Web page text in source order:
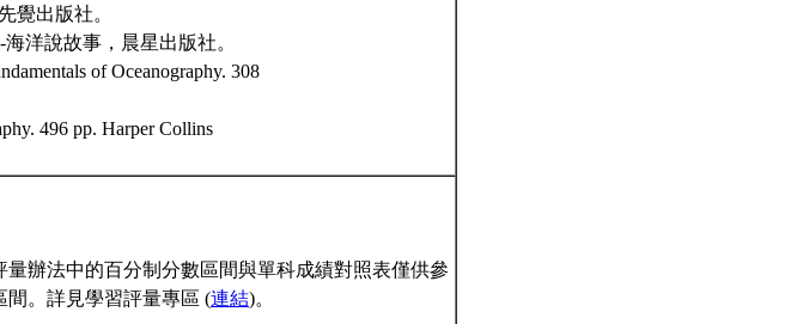
覺出版社。
海洋說故事，晨星出版社。
of Oceanography. 308
496 pp. Harper Collins
辦法中的百分制分數區間與單科成績對照表僅供參
。詳見學習評量專區 (連結)。